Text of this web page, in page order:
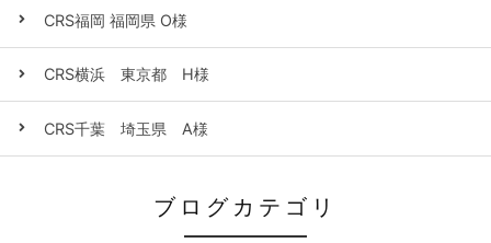
CRS福岡 福岡県 O様
CRS横浜 東京都 H様
CRS千葉 埼玉県 A様
ブログカテゴリ